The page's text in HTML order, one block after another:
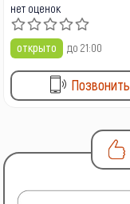
нет оценок
открыто до 21:00
Позвонить